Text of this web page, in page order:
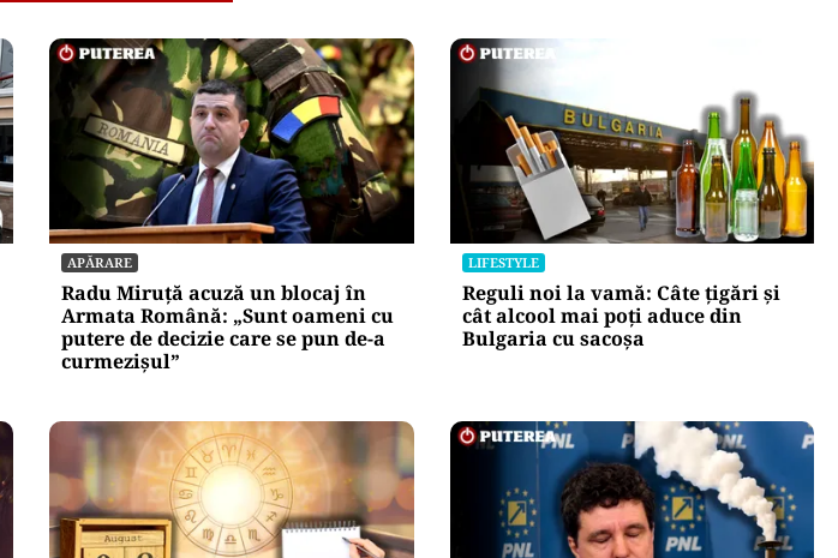
APĂRARE
Radu Miruță acuză un blocaj în
Armata Română: „Sunt oameni cu
putere de decizie care se pun de-a
curmezișul”
LIFESTYLE
Reguli noi la vamă: Câte țigări și
cât alcool mai poți aduce din
Bulgaria cu sacoșa